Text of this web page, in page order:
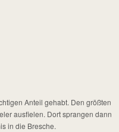
Anteil gehabt. Den größten
ausfielen. Dort sprangen dann
in die Bresche.